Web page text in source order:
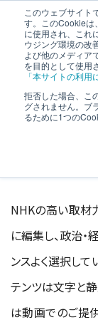
このウェブサイト
す。このCookieは
に使用され、これ
ウジング環境の改
よび他のメディア
を目的として使用
「本サイトの利用
拒否した場合、こ
グされません。ブ
るために1つの
NHKの高い取材
に編集し、政治
ンスよく選択して
テンツは文字と
は動画でのご提